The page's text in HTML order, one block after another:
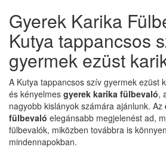
Gyerek Karika
Kutya tappancsos
gyermek ezüst
A Kutya tappancsos szív gyermek ezüst
és kényelmes gyerek karika fülbevaló,
nagyobb kislányok számára ajánlunk. Az
fülbevaló elegánsabb megjelenést ad,
fülbevalók, miközben továbbra is
mindennapokban.